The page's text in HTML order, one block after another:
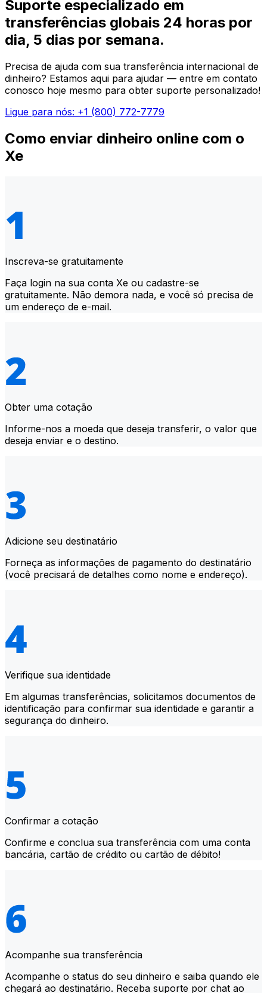
Suporte especializado em
transferências globais 24 horas por
dia, 5 dias por semana.
Precisa de ajuda com sua transferência internacional de
dinheiro? Estamos aqui para ajudar — entre em contato
conosco hoje mesmo para obter suporte personalizado!
Ligue para nós: +1 (800) 772-7779
Como enviar dinheiro online com o
Xe
Inscreva-se gratuitamente
Faça login na sua conta Xe ou cadastre-se
gratuitamente. Não demora nada, e você só precisa de
um endereço de e-mail.
Obter uma cotação
Informe-nos a moeda que deseja transferir, o valor que
deseja enviar e o destino.
Adicione seu destinatário
Forneça as informações de pagamento do destinatário
(você precisará de detalhes como nome e endereço).
Verifique sua identidade
Em algumas transferências, solicitamos documentos de
identificação para confirmar sua identidade e garantir a
segurança do dinheiro.
Confirmar a cotação
Confirme e conclua sua transferência com uma conta
bancária, cartão de crédito ou cartão de débito!
Acompanhe sua transferência
Acompanhe o status do seu dinheiro e saiba quando ele
chegará ao destinatário. Receba suporte por chat ao